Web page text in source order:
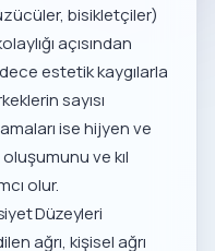
bisikletçiler)
açısından
estetik kaygılarla
sayısı
ise hijyen ve
ve kıl
olur.
Düzeyleri
ağrı, kişisel ağrı